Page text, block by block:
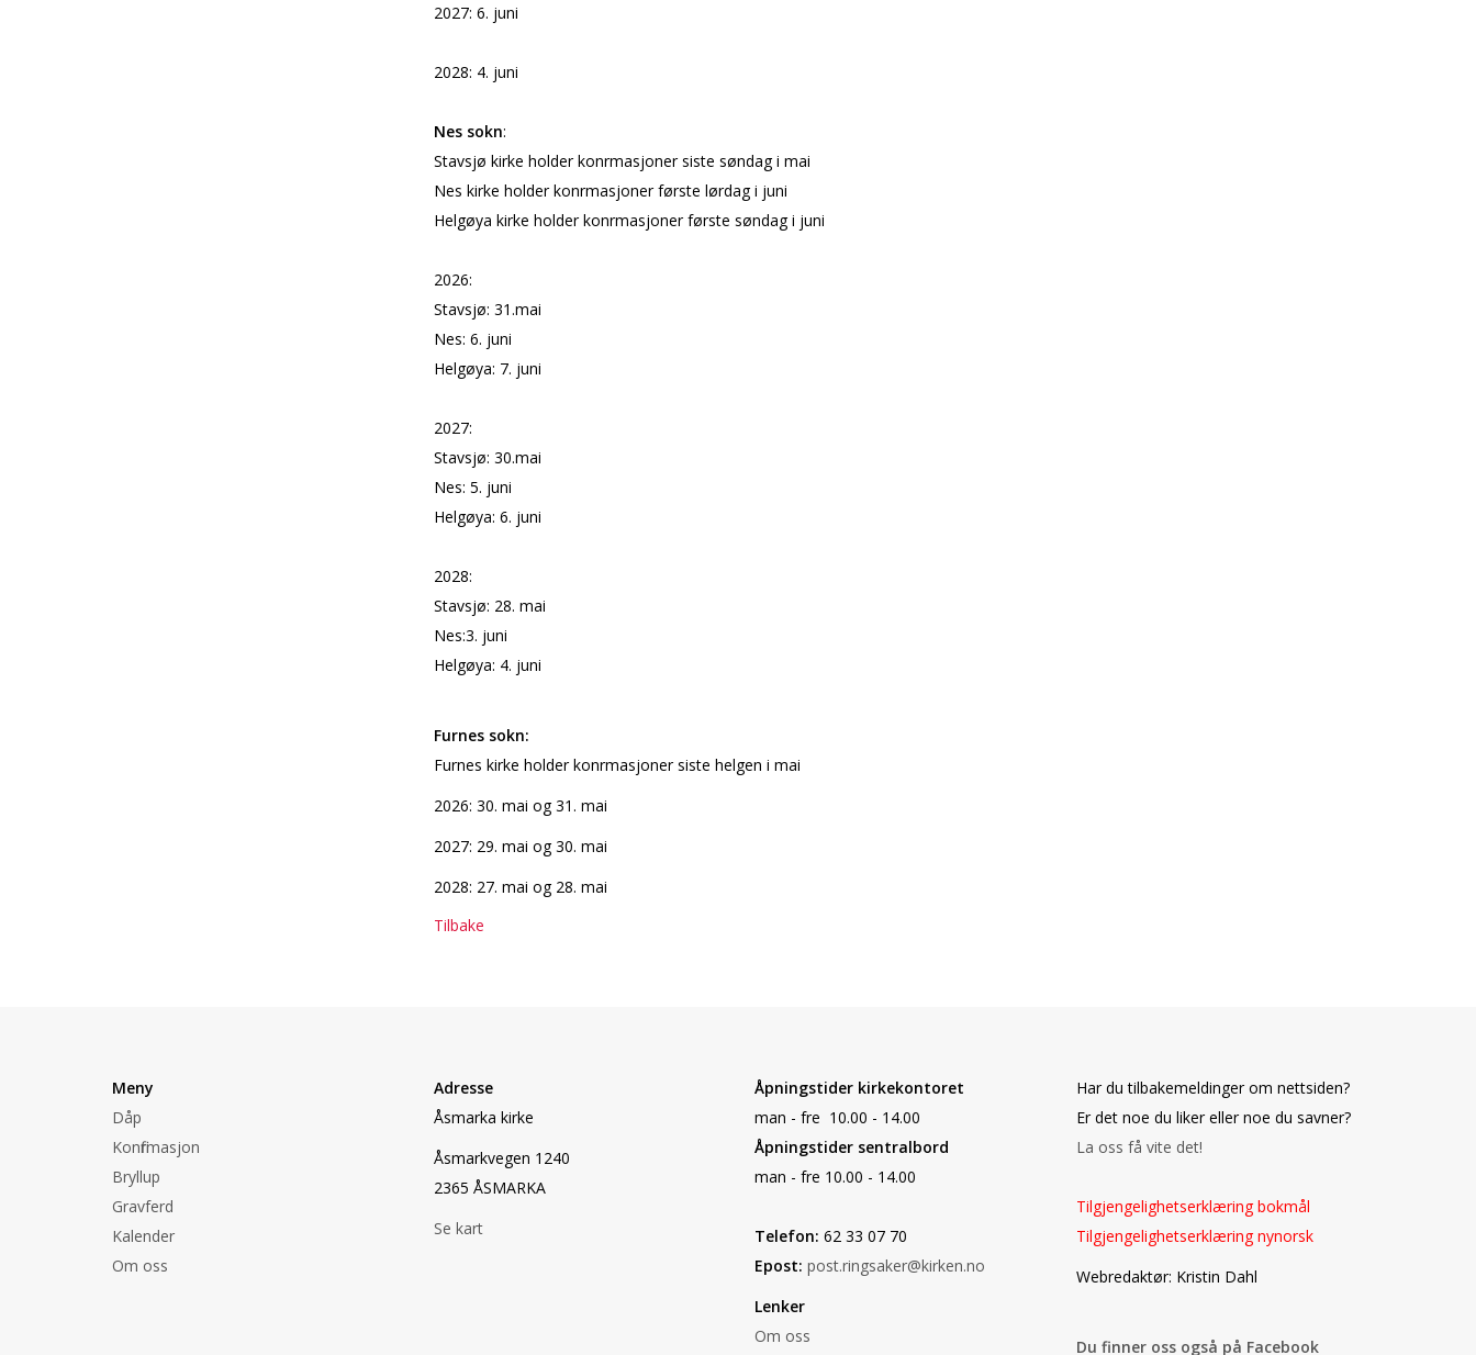
2027: 6. juni
2028: 4. juni
Nes sokn:
Stavsjø kirke holder konfirmasjoner siste søndag i mai
Nes kirke holder konfirmasjoner første lørdag i juni
Helgøya kirke holder konfirmasjoner første søndag i juni
2026:
Stavsjø: 31.mai
Nes: 6. juni
Helgøya: 7. juni
2027:
Stavsjø: 30.mai
Nes: 5. juni
Helgøya: 6. juni
2028:
Stavsjø: 28. mai
Nes:3. juni
Helgøya: 4. juni
Furnes sokn:
Furnes kirke holder konfirmasjoner siste helgen i mai
2026: 30. mai og 31. mai
2027: 29. mai og 30. mai
2028: 27. mai og 28. mai
Tilbake
Meny
Dåp
Konfirmasjon
Bryllup
Gravferd
Kalender
Om oss
Adresse
Åsmarka kirke
Åsmarkvegen 1240
2365 ÅSMARKA
Se kart
Åpningstider kirkekontoret
man - fre 10.00 - 14.00
Åpningstider sentralbord
man - fre 10.00 - 14.00
Telefon: 62 33 07 70
Epost: post.ringsaker@kirken.no
Lenker
Om oss
Har du tilbakemeldinger om nettsiden?
Er det noe du liker eller noe du savner?
La oss få vite det!
Tilgjengelighetserklæring bokmål
Tilgjengelighetserklæring nynorsk
Webredaktør: Kristin Dahl
Du finner oss også på Facebook